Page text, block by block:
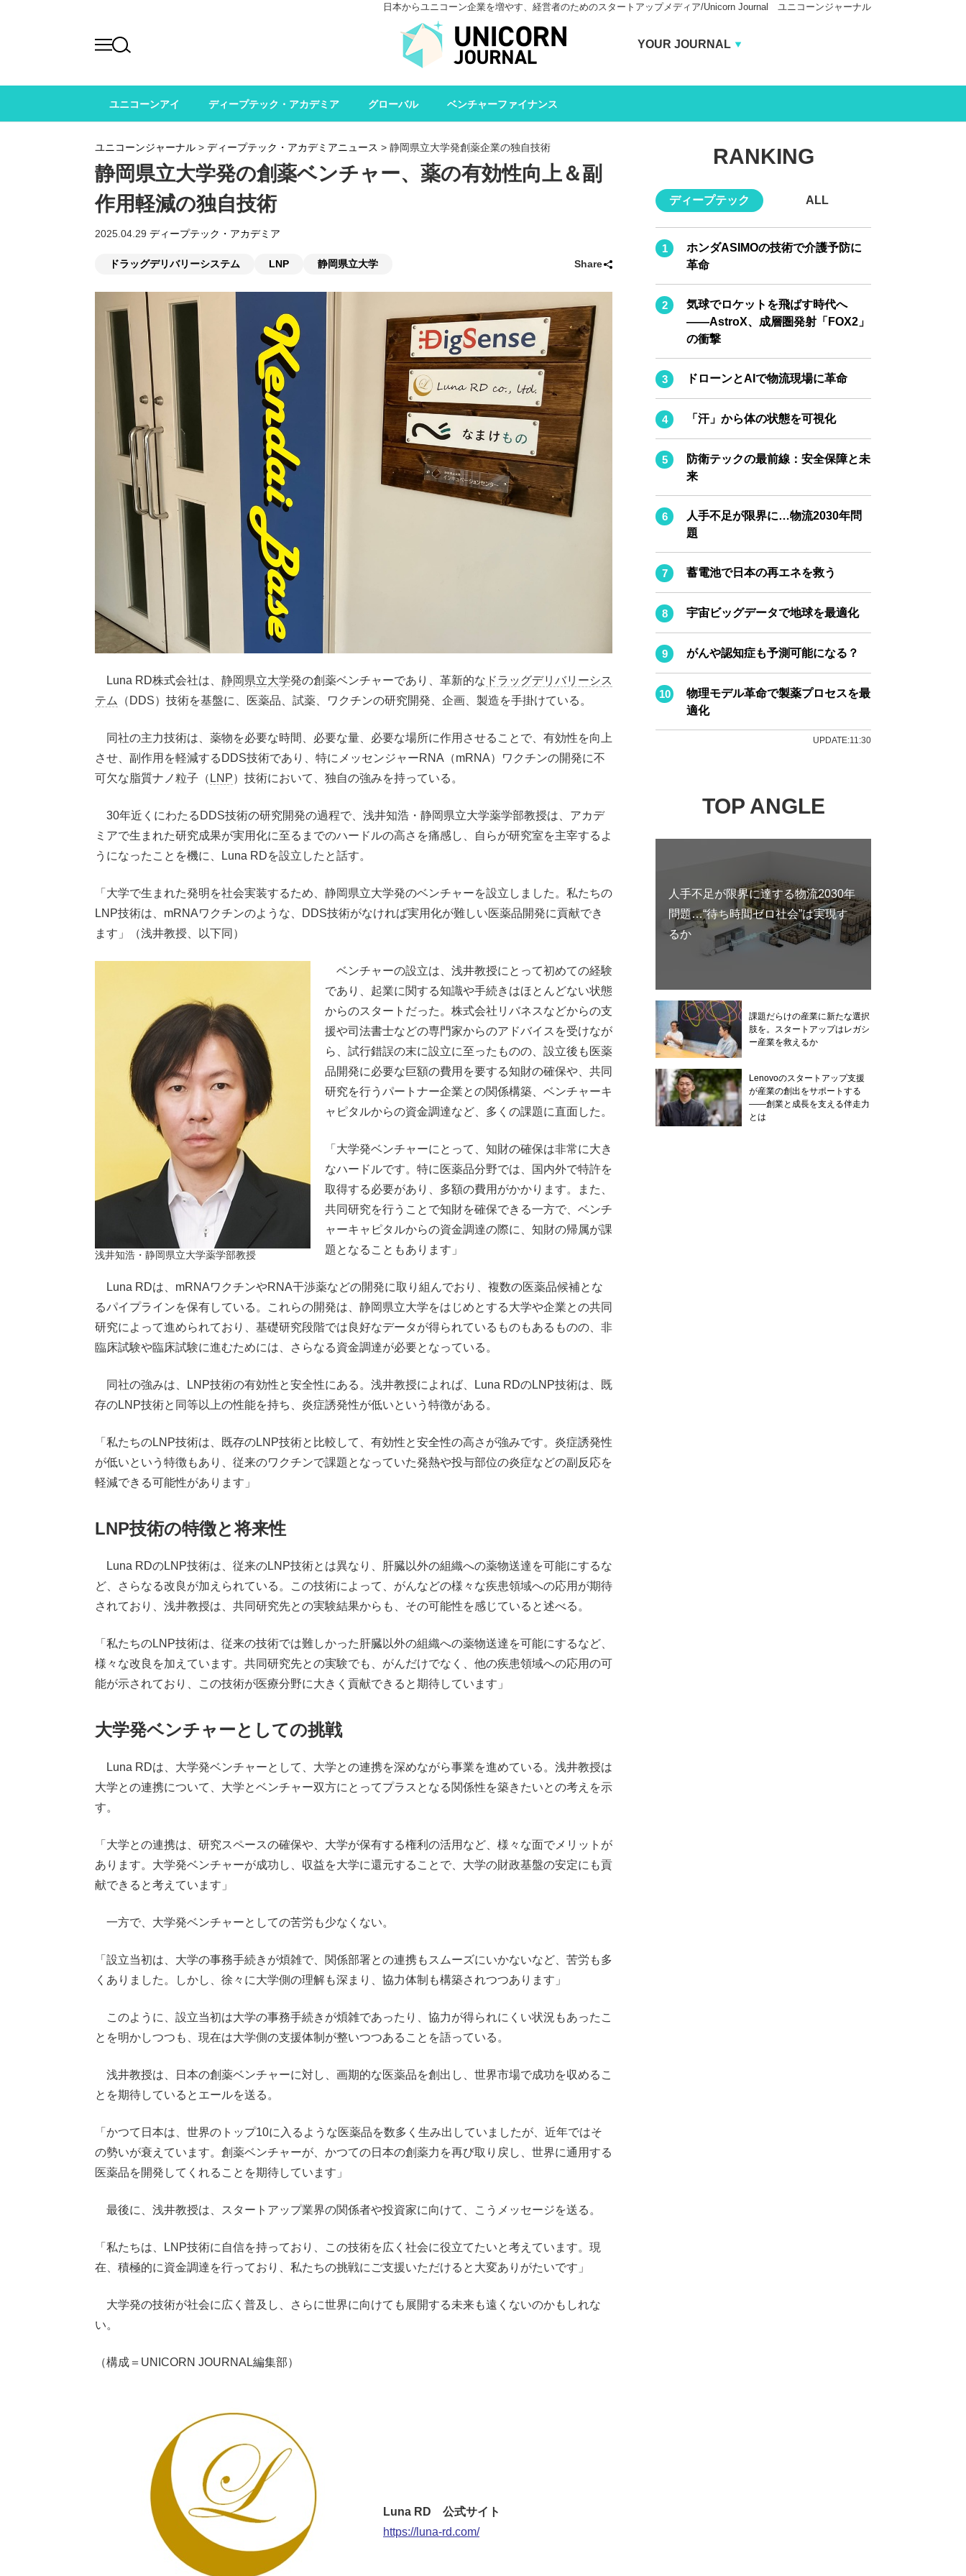
日本からユニコーン企業を増やす、経営者のためのスタートアップメディア/Unicorn Journal ユニコーンジャーナル
ユニコーンジャーナル Unicorn Journal
ユニコーンジャーナル > ディープテック・アカデミアニュース > 静岡県立大学発創薬企業の独自技術
静岡県立大学発の創薬ベンチャー、薬の有効性向上＆副
作用軽減の独自技術
2025.04.29 ディープテック・アカデミア
ドラッグデリバリーシステム LNP 静岡県立大学 Share
Luna RD株式会社は、 静岡県立大学発の創薬ベンチャーであり、革新的な ドラッグデリバリーシス
テム
（DDS）技術を基盤に、医薬品、試薬、ワクチンの研究開発、企画、製造を手掛けている。
同社の主力技術は、薬物を必要な時間、必要な量、必要な場所に作用させることで、有効性を向上
させ、副作用を軽減するDDS技術であり、特にメッセンジャーRNA（mRNA）ワクチンの開発に不
可欠な脂質ナノ粒子（ LNP）技術において、独自の強みを持っている。
30年近くにわたるDDS技術の研究開発の過程で、浅井知浩・静岡県立大学薬学部教授は、アカデ
ミアで生まれた研究成果が実用化に至るまでのハードルの高さを痛感し、自らが研究室を主宰するよ
うになったことを機に、Luna RDを設立したと話す。
「大学で生まれた発明を社会実装するため、静岡県立大学発のベンチャーを設立しました。私たちの
LNP技術は、mRNAワクチンのような、DDS技術がなければ実用化が難しい医薬品開発に貢献でき
ます」（浅井教授、以下同）
浅井知浩・静岡県立大学薬学部教授
ベンチャーの設立は、浅井教授にとって初めての経験
であり、起業に関する知識や手続きはほとんどない状態
からのスタートだった。株式会社リバネスなどからの支
援や司法書士などの専門家からのアドバイスを受けなが
ら、試行錯誤の末に設立に至ったものの、設立後も医薬
品開発に必要な巨額の費用を要する知財の確保や、共同
研究を行うパートナー企業との関係構築、ベンチャーキ
ャピタルからの資金調達など、多くの課題に直面した。
「大学発ベンチャーにとって、知財の確保は非常に大き
なハードルです。特に医薬品分野では、国内外で特許を
取得する必要があり、多額の費用がかかります。また、
共同研究を行うことで知財を確保できる一方で、ベンチ
ャーキャピタルからの資金調達の際に、知財の帰属が課
題となることもあります」
Luna RDは、mRNAワクチンやRNA干渉薬などの開発に取り組んでおり、複数の医薬品候補とな
るパイプラインを保有している。これらの開発は、静岡県立大学をはじめとする大学や企業との共同
研究によって進められており、基礎研究段階では良好なデータが得られているものもあるものの、非
臨床試験や臨床試験に進むためには、さらなる資金調達が必要となっている。
同社の強みは、LNP技術の有効性と安全性にある。浅井教授によれば、Luna RDのLNP技術は、既
存のLNP技術と同等以上の性能を持ち、炎症誘発性が低いという特徴がある。
「私たちのLNP技術は、既存のLNP技術と比較して、有効性と安全性の高さが強みです。炎症誘発性
が低いという特徴もあり、従来のワクチンで課題となっていた発熱や投与部位の炎症などの副反応を
軽減できる可能性があります」
LNP技術の特徴と将来性
Luna RDのLNP技術は、従来のLNP技術とは異なり、肝臓以外の組織への薬物送達を可能にするな
ど、さらなる改良が加えられている。この技術によって、がんなどの様々な疾患領域への応用が期待
されており、浅井教授は、共同研究先との実験結果からも、その可能性を感じていると述べる。
「私たちのLNP技術は、従来の技術では難しかった肝臓以外の組織への薬物送達を可能にするなど、
様々な改良を加えています。共同研究先との実験でも、がんだけでなく、他の疾患領域への応用の可
能が示されており、この技術が医療分野に大きく貢献できると期待しています」
大学発ベンチャーとしての挑戦
Luna RDは、大学発ベンチャーとして、大学との連携を深めながら事業を進めている。浅井教授は
大学との連携について、大学とベンチャー双方にとってプラスとなる関係性を築きたいとの考えを示
す。
「大学との連携は、研究スペースの確保や、大学が保有する権利の活用など、様々な面でメリットが
あります。大学発ベンチャーが成功し、収益を大学に還元することで、大学の財政基盤の安定にも貢
献できると考えています」
一方で、大学発ベンチャーとしての苦労も少なくない。
「設立当初は、大学の事務手続きが煩雑で、関係部署との連携もスムーズにいかないなど、苦労も多
くありました。しかし、徐々に大学側の理解も深まり、協力体制も構築されつつあります」
このように、設立当初は大学の事務手続きが煩雑であったり、協力が得られにくい状況もあったこ
とを明かしつつも、現在は大学側の支援体制が整いつつあることを語っている。
浅井教授は、日本の創薬ベンチャーに対し、画期的な医薬品を創出し、世界市場で成功を収めるこ
とを期待しているとエールを送る。
「かつて日本は、世界のトップ10に入るような医薬品を数多く生み出していましたが、近年ではそ
の勢いが衰えています。創薬ベンチャーが、かつての日本の創薬力を再び取り戻し、世界に通用する
医薬品を開発してくれることを期待しています」
最後に、浅井教授は、スタートアップ業界の関係者や投資家に向けて、こうメッセージを送る。
「私たちは、LNP技術に自信を持っており、この技術を広く社会に役立てたいと考えています。現
在、積極的に資金調達を行っており、私たちの挑戦にご支援いただけると大変ありがたいです」
大学発の技術が社会に広く普及し、さらに世界に向けても展開する未来も遠くないのかもしれな
い。
（構成＝UNICORN JOURNAL編集部）
Luna RD 公式サイト
https://luna-rd.com/
RANKING
ディープテック ALL
ホンダASIMOの技術で介護予防に
革命
気球でロケットを飛ばす時代へ
――AstroX、成層圏発射「FOX2」
の衝撃
ドローンとAIで物流現場に革命
「汗」から体の状態を可視化
防衛テックの最前線：安全保障と未
来
人手不足が限界に…物流2030年問
題
蓄電池で日本の再エネを救う
宇宙ビッグデータで地球を最適化
がんや認知症も予測可能になる？
物理モデル革命で製薬プロセスを最
適化
UPDATE:11:30
TOP ANGLE
人手不足が限界に達する物流2030年
問題…“待ち時間ゼロ社会”は実現す
るか
課題だらけの産業に新たな選択
肢を。スタートアップはレガシ
ー産業を救えるか
Lenovoのスタートアップ支援
が産業の創出をサポートする
——創業と成長を支える伴走力
とは
ユニコーンアイ ディープテック・アカデミア グローバル ベンチャーファイナンス
YOUR JOURNAL
BUSINESS JOURNAL
ENERGY MANAGEMENT JOURNAL
INBOUND JOURNAL
LIFE ENDING JOURNAL
REAL ESTATE BROKERAGE JOURNAL
SMART MARKETING JOURNAL
BPaaS JOURNAL